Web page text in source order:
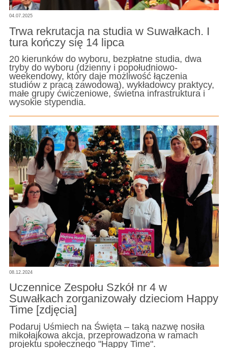
04.07.2025
Trwa rekrutacja na studia w Suwałkach. I
tura kończy się 14 lipca
20 kierunków do wyboru, bezpłatne studia, dwa
tryby do wyboru (dzienny i popołudniowo-
weekendowy, który daje możliwość łączenia
studiów z pracą zawodową), wykładowcy praktycy,
małe grupy ćwiczeniowe, świetna infrastruktura i
wysokie stypendia.
08.12.2024
Uczennice Zespołu Szkół nr 4 w
Suwałkach zorganizowały dzieciom Happy
Time [zdjęcia]
Podaruj Uśmiech na Święta – taką nazwę nosiła
mikołajkowa akcja, przeprowadzona w ramach
projektu społecznego "Happy Time".